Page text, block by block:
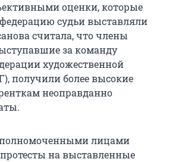
оценки, которые
судьи выставляли
считала, что члены
за команду
художественной
получили более высокие
неоправданно
лицами
на выставленные